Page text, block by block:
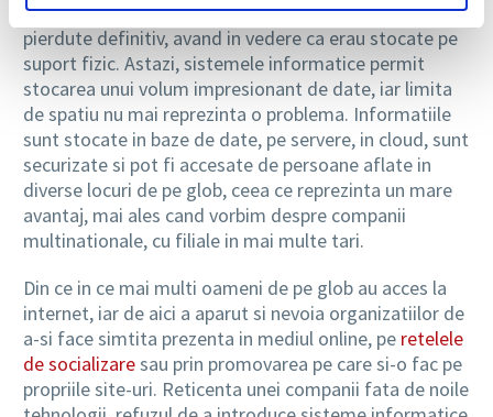
si sa se deterioreze cu usurinta sau chiar sa fie
pierdute definitiv, avand in vedere ca erau stocate pe
suport fizic. Astazi, sistemele informatice permit
stocarea unui volum impresionant de date, iar limita
de spatiu nu mai reprezinta o problema. Informatiile
sunt stocate in baze de date, pe servere, in cloud, sunt
securizate si pot fi accesate de persoane aflate in
diverse locuri de pe glob, ceea ce reprezinta un mare
avantaj, mai ales cand vorbim despre companii
multinationale, cu filiale in mai multe tari.
Din ce in ce mai multi oameni de pe glob au acces la
internet, iar de aici a aparut si nevoia organizatiilor de
a-si face simtita prezenta in mediul online, pe retelele
de socializaresau prin promovarea pe care si-o fac pe
propriile site-uri. Reticenta unei companii fata de noile